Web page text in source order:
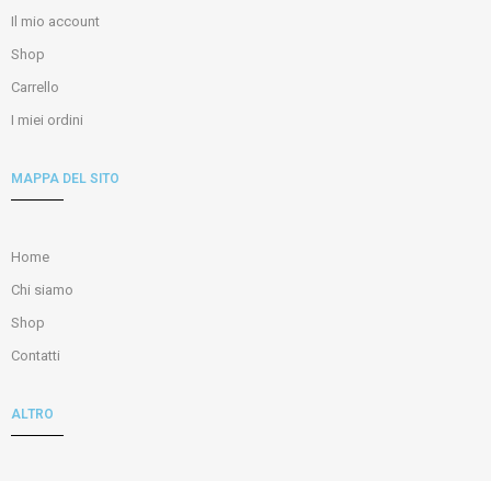
Il mio account
Shop
Carrello
I miei ordini
MAPPA DEL SITO
Home
Chi siamo
Shop
Contatti
ALTRO